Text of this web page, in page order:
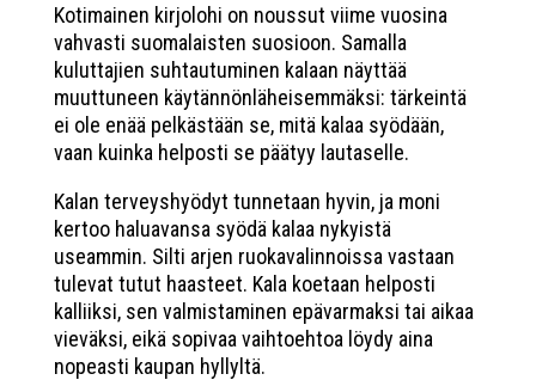
Kotimainen kirjolohi on noussut viime vuosina
vahvasti suomalaisten suosioon. Samalla
kuluttajien suhtautuminen kalaan näyttää
muuttuneen käytännönläheisemmäksi: tärkeintä
ei ole enää pelkästään se, mitä kalaa syödään,
vaan kuinka helposti se päätyy lautaselle.
Kalan terveyshyödyt tunnetaan hyvin, ja moni
kertoo haluavansa syödä kalaa nykyistä
useammin. Silti arjen ruokavalinnoissa vastaan
tulevat tutut haasteet. Kala koetaan helposti
kalliiksi, sen valmistaminen epävarmaksi tai aikaa
vieväksi, eikä sopivaa vaihtoehtoa löydy aina
nopeasti kaupan hyllyltä.